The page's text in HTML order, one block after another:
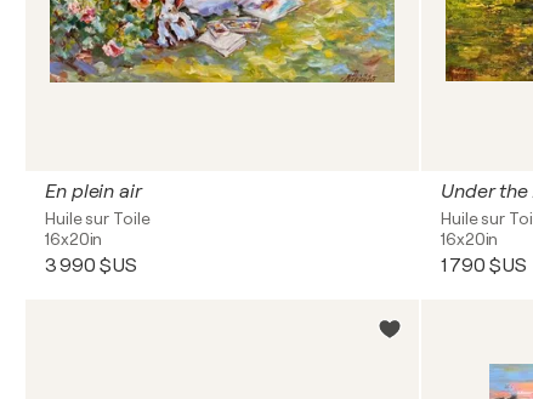
En plein air
Huile sur Toile
16x20in
3 990 $US
Under
Huile sur
16x20in
1 790 $US